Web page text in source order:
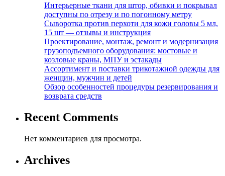
Интерьерные ткани для штор, обивки и покрывал
доступны по отрезу и по погонному метру
Сыворотка против перхоти для кожи головы 5 мл,
15 шт — отзывы и инструкция
Проектирование, монтаж, ремонт и модернизация
грузоподъемного оборудования: мостовые и
козловые краны, МПУ и эстакады
Ассортимент и поставки трикотажной одежды для
женщин, мужчин и детей
Обзор особенностей процедуры резервирования и
возврата средств
Recent Comments
Нет комментариев для просмотра.
Archives